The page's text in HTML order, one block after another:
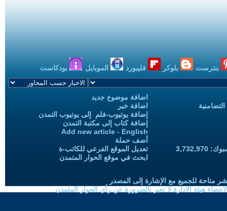
بنترست بلوكر فليبورد الموبايل بودكاست
اضافة موضوع جديد
اضافة خبر
إضافة يوتيوب-فلم إلى يوتيوب التمدن
إضافة كتاب إلى مكتبة التمدن
Add new article - English
أضف حملة
تعديل الموقع الفرعي للكاتب-ة
ابحث في موقع الحوار المتمدن
متاحة للجميع مع الإشارة إلى المصدر
هيئة الادارة لا تعبر بالضرورة عن رأي الحوار المتمدن